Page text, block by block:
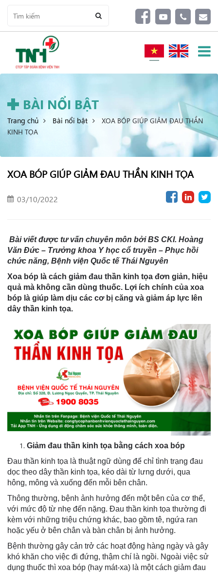
BÀI NỔI BẬT
Trang chủ Bài nổi bật
XOA BÓP GIÚP GIẢM ĐAU THẦN
KINH TỌA
XOA BÓP GIÚP GIẢM ĐAU THẦN KINH TỌA
03/10/2022
Bài viết được tư vấn chuyên môn bởi BS CKI. Hoàng
Văn Đức – Trưởng khoa Y học cổ truyền – Phục hồi
chức năng, Bệnh viện Quốc tế Thái Nguyên
Xoa bóp là cách giảm đau thần kinh tọa đơn giản, hiệu
quả mà không cần dùng thuốc. Lợi ích chính của xoa
bóp là giúp làm dịu các cơ bị căng và giảm áp lực lên
dây thần kinh tọa.
Giảm đau thần kinh tọa bằng cách xoa bóp
Đau thần kinh tọa là thuật ngữ dùng để chỉ tình trạng đau
dọc theo dây thần kinh tọa, kéo dài từ lưng dưới, qua
hông, mông và xuống đến mỗi bên chân.
Thông thường, bệnh ảnh hưởng đến một bên của cơ thể,
với mức độ từ nhẹ đến nặng. Đau thần kinh tọa thường đi
kèm với những triệu chứng khác, bao gồm tê, ngứa ran
hoặc yếu ở bên chân và bàn chân bị ảnh hưởng.
Bệnh thường gây cản trở các hoạt động hàng ngày và gây
khó khăn cho việc đi đứng, thậm chí là ngồi. Ngoài việc sử
dụng thuốc thì xoa bóp (hay mát-xa) là một cách giảm đau